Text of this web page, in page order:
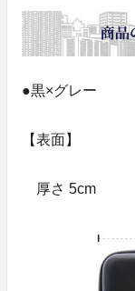
●黒×グレー
【表面】
厚さ 5cm